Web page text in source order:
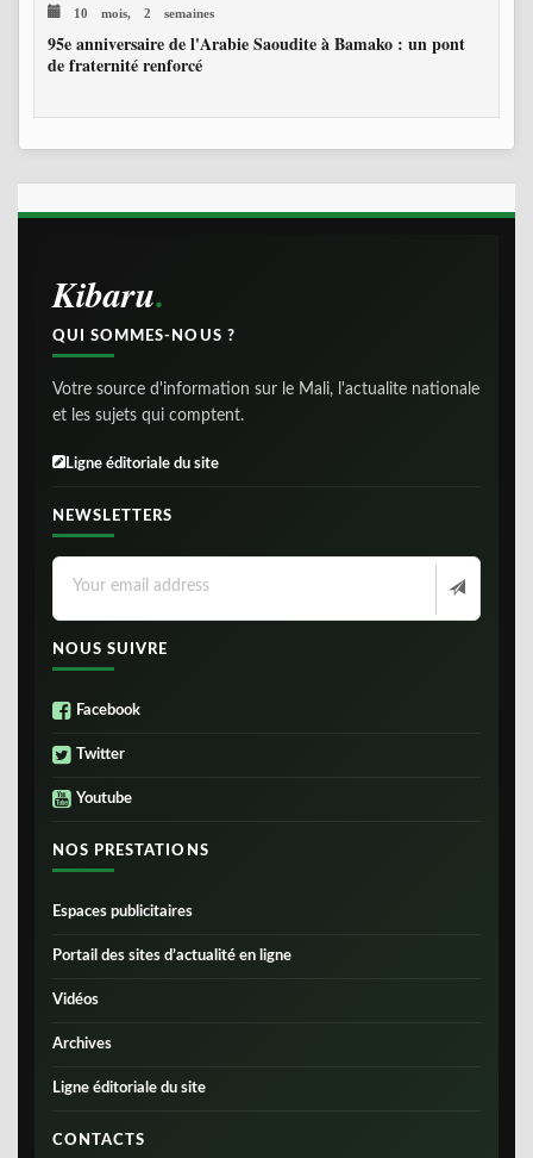
10 mois, 2 semaines
95e anniversaire de l'Arabie Saoudite à Bamako : un pont
de fraternité renforcé
Kibaru
QUI SOMMES-NOUS ?
Votre source d'information sur le Mali, l'actualite nationale
et les sujets qui comptent.
Ligne éditoriale du site
NEWSLETTERS
NOUS SUIVRE
Facebook
Twitter
Youtube
NOS PRESTATIONS
Espaces publicitaires
Portail des sites d’actualité en ligne
Vidéos
Archives
Ligne éditoriale du site
CONTACTS